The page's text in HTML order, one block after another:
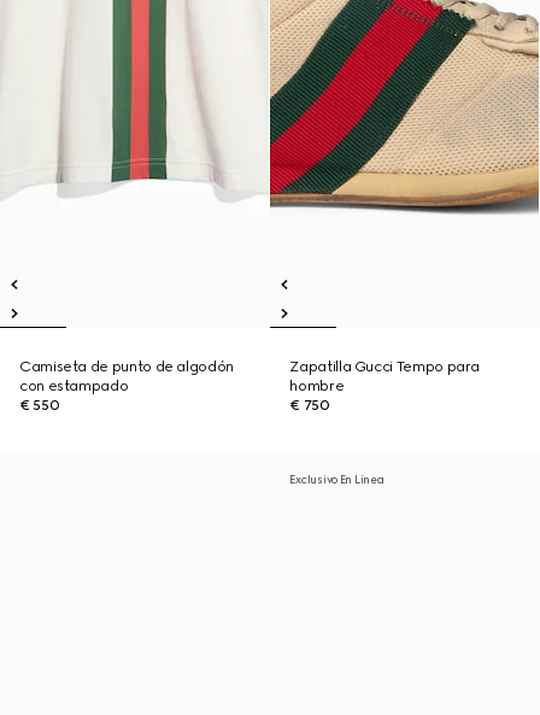
Camiseta de punto de algodón
con estampado
€ 550
Zapatilla Gucci Tempo para
hombre
€ 750
Exclusivo En Línea